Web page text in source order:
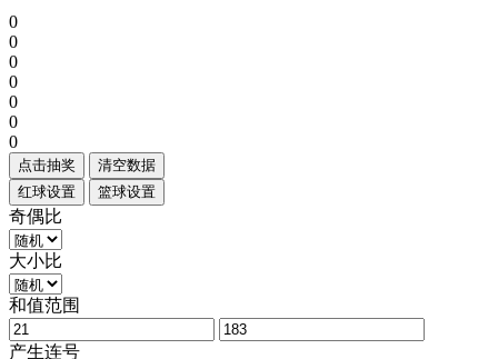
0
0
0
0
0
0
0
点击抽奖
清空数据
红球设置
篮球设置
奇偶比
大小比
和值范围
产生连号